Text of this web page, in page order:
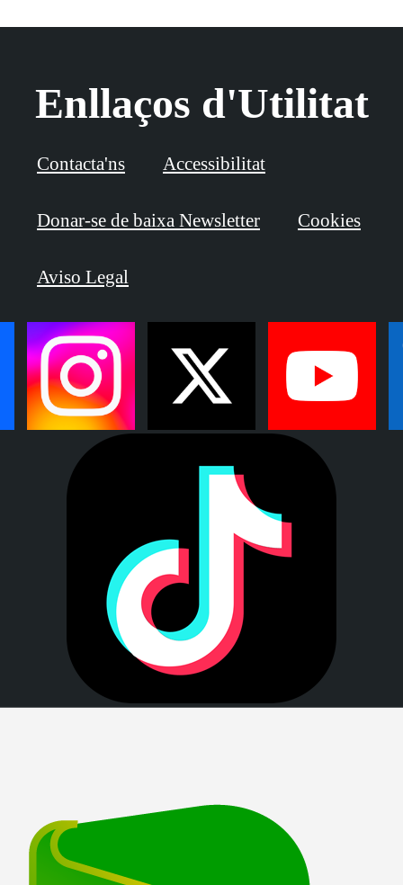
Enllaços d'Utilitat
Contacta'ns Accessibilitat
Donar-se de baixa Newsletter Cookies
Aviso Legal